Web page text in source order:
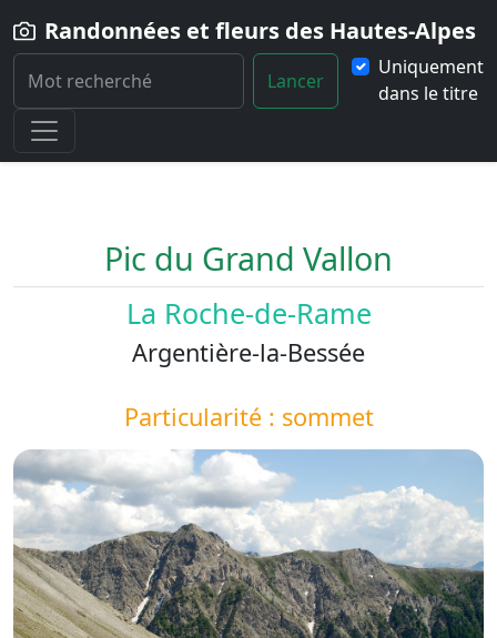
Randonnées et fleurs des Hautes-Alpes
Lancer
Uniquement
dans le titre
Home
Paysage Pic-du-Grand-Vallon
Pic du Grand Vallon
La Roche-de-Rame
Argentière-la-Bessée
Particularité : sommet